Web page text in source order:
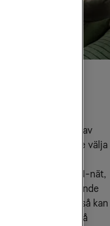
på
tjänster där ert
för leverans av
boende välja
med ett FiberLAN-nät,
vill erbjuda era boende
ett Öppet nät så kan
iTUX. Läs mer på